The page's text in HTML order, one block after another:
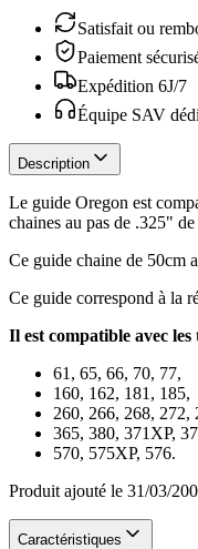
Satisfait ou
Paiement
Expédition 6J/7
Équipe SAV
Description
Le guide Oregon est
chaines au pas de .325"
Ce guide chaine de 50cm
Ce guide correspond à la
Il est compatible avec
61, 65, 66, 70, 77,
160, 162, 181, 185,
260, 266, 268, 272,
365, 380, 371XP,
570, 575XP, 576.
Produit ajouté le 31/03/
Caractéristiques